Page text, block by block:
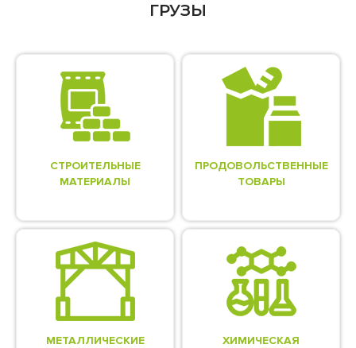
ГРУЗЫ
СТРОИТЕЛЬНЫЕ
МАТЕРИАЛЫ
ПРОДОВОЛЬСТВЕННЫЕ
ТОВАРЫ
МЕТАЛЛИЧЕСКИЕ
ХИМИЧЕСКАЯ